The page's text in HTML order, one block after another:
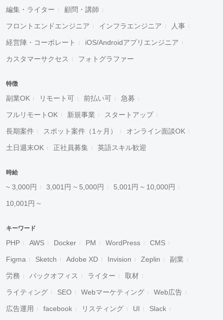
編集・ライター 顧問・講師
フロントエンドエンジニア インフラエンジニア 人事
経営陣・コーポレート iOS/Androidアプリエンジニア
カスタマーサクセス フォトグラファー
特徴
副業OK リモート可 前払い可 急募
フルリモートOK 新規事業 スタートアップ
長期案件 スポット案件（1ヶ月） オンライン面談OK
土日週末OK 正社員募集 英語スキル歓迎
時給
~ 3,000円 3,001円 ~ 5,000円 5,001円 ~ 10,000円
10,001円 ~
キーワード
PHP AWS Docker PM WordPress CMS
Figma Sketch Adobe XD Invision Zeplin 副業
労務 バックオフィス ライター 取材
ライティング SEO Webマーケティング Web広告
広告運用 facebook リスティング UI Slack